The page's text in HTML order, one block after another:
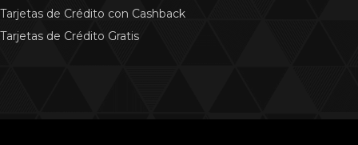
Tarjetas de Crédito con Cashback
Tarjetas de Crédito Gratis